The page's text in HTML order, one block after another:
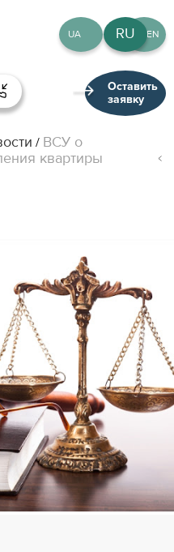
RU
UA EN
Оставить
заявку
/ ВСУ о
квартиры